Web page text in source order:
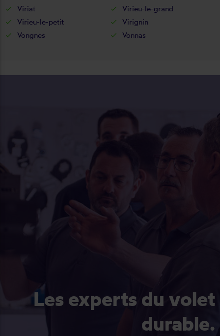
Viriat
Virieu-le-grand
Virieu-le-petit
Virignin
Vongnes
Vonnas
Les experts du volet
durable.